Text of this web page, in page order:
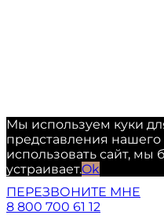
Мы используем куки
представления
использовать сайт, мы
устраивает.Ok
ПЕРЕЗВОНИТЕ МНЕ
8 800 700 61 12